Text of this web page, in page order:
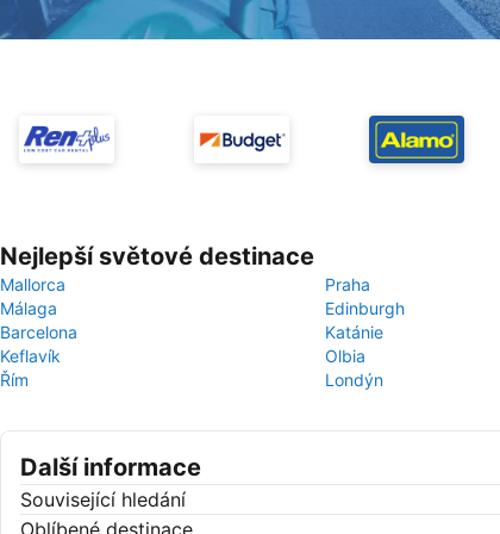
Nejlepší světové destinace
Mallorca
Praha
Málaga
Edinburgh
Barcelona
Katánie
Keflavík
Olbia
Řím
Londýn
Další informace
Související hledání
Oblíbené destinace